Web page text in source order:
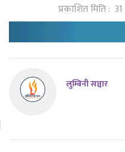
प्रकाशित मिति :
लुम्बिनी सञ्चार